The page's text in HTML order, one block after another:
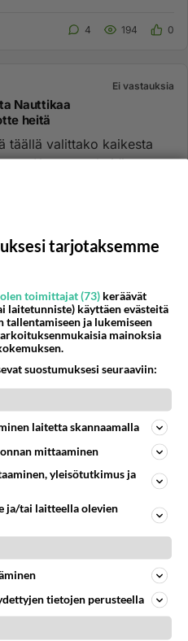
4 194 0
Ei vastauksia
heitä
täällä valittako kaikesta
Kun ootte heitä
sähkön käyttö
maksamaan sähkön
Onnea
ollut todella paljo. Tämä
on ollut todella paljon” –
ja lihatuotteiden
jotka jo on
että akut kestää
tarjotaksemme
toimittajat (73) keräävät
laitetunniste) käyttäen evästeitä
ja lukemiseen
mainoksia
suostumuksesi seuraaviin:
laitetta skannaamalla
mittaaminen
yleisötutkimus ja
ja/tai laitteella olevien
tietojen perusteella